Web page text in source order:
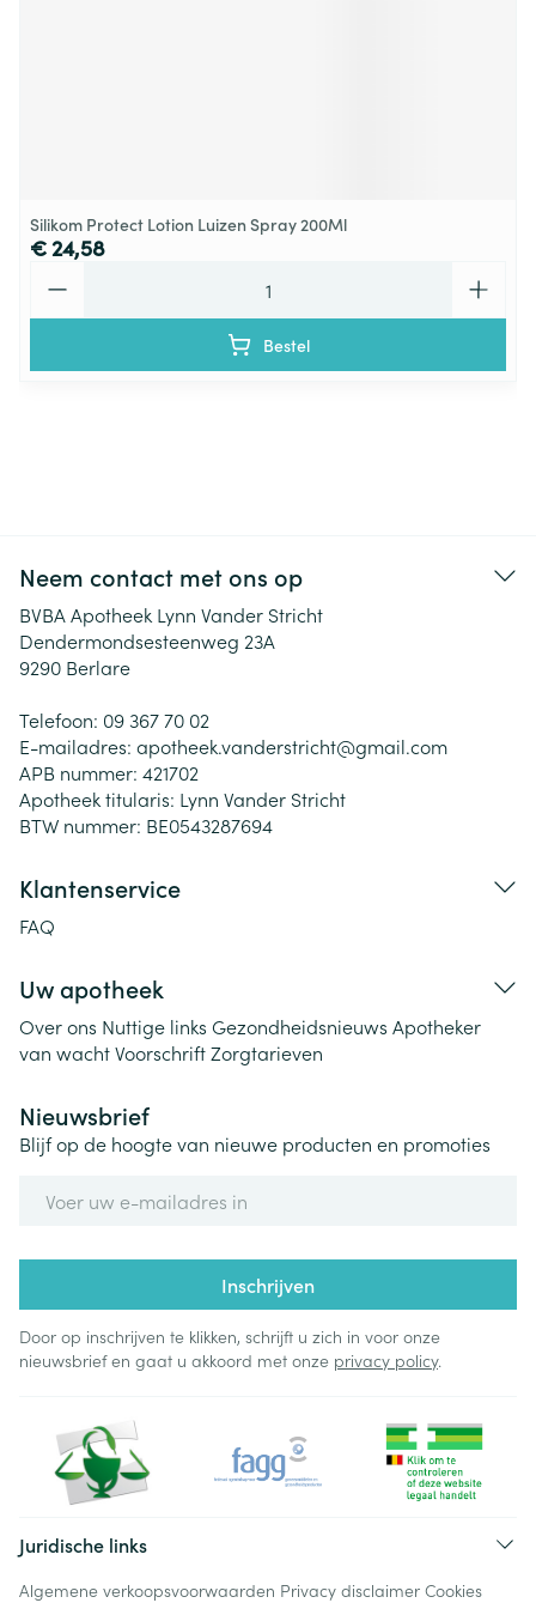
Silikom Protect Lotion Luizen Spray 200Ml
€ 24,58
Bestel
Neem contact met ons op
BVBA Apotheek Lynn Vander Stricht
Dendermondsesteenweg 23A
9290 Berlare
Telefoon: 09 367 70 02
E-mailadres: apotheek.vanderstricht@gmail.com
APB nummer: 421702
Apotheek titularis: Lynn Vander Stricht
BTW nummer: BE0543287694
Klantenservice
FAQ
Uw apotheek
Over ons Nuttige links Gezondheidsnieuws Apotheker
van wachtVoorschriftZorgtarieven
Nieuwsbrief
Blijf op de hoogte van nieuwe producten en promoties
Inschrijven
Door op inschrijven te klikken, schrijft u zich in voor onze
nieuwsbrief en gaat u akkoord met onze privacy policy.
Juridische links
Algemene verkoopsvoorwaarden Privacy disclaimer Cookies